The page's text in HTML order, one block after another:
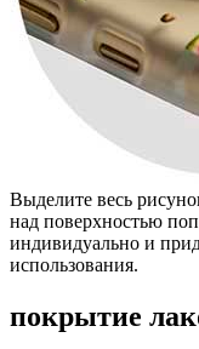
Выделите весь
над поверхностью
индивидуально и
использования.
покрытие